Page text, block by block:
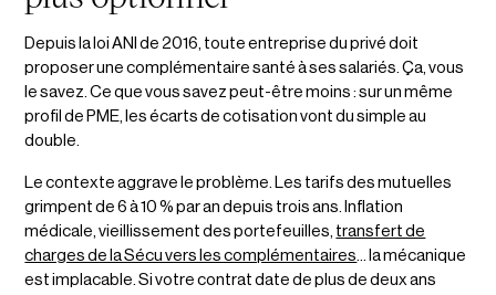
Depuis la loi ANI de 2016, toute entreprise du privé doit
proposer une complémentaire santé à ses salariés. Ça, vous
le savez. Ce que vous savez peut-être moins : sur un même
profil de PME, les écarts de cotisation vont du simple au
double.
Le contexte aggrave le problème. Les tarifs des mutuelles
grimpent de 6 à 10 % par an depuis trois ans. Inflation
médicale, vieillissement des portefeuilles, transfert de
charges de la Sécu vers les complémentaires... la mécanique
est implacable. Si votre contrat date de plus de deux ans